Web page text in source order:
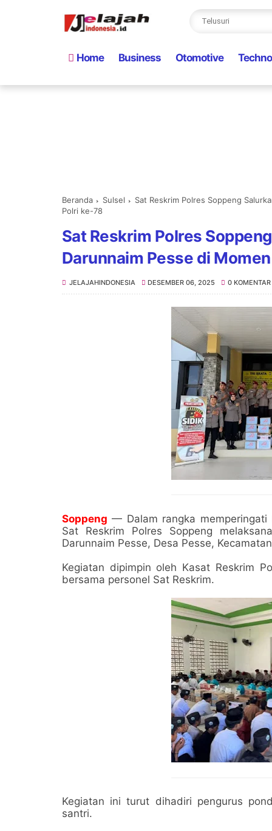
Home Business Otomotive
Beranda Sulsel
Sat Reskrim Polres Soppeng
Polri ke-78
Sat Reskrim Polres
Darunnaim Pesse di
JELAJAHINDONESIA DESEMBER 06, 2025 0 KOMENTAR
Soppeng — Dalam rangka memperingati
Sat Reskrim Polres Soppeng
Darunnaim Pesse, Desa Pesse,
Kegiatan dipimpin oleh Kasat Reskrim
bersama personel Sat Reskrim.
Kegiatan ini turut dihadiri pengurus
santri.